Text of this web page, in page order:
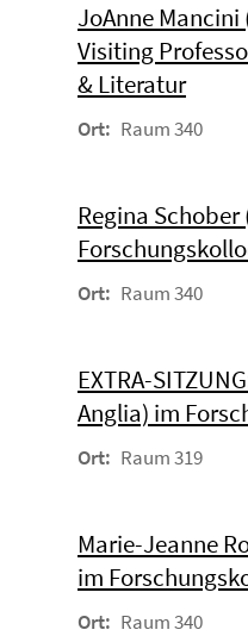
JoAnne Mancini
Visiting
& Literatur
Ort: Raum 340
Regina
Ort: Raum 340
EXTRA-
Anglia) im
Ort: Raum 319
Marie-Jeanne
im
Ort: Raum 340